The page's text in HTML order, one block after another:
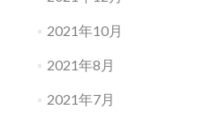
2021年10月
2021年8月
2021年7月